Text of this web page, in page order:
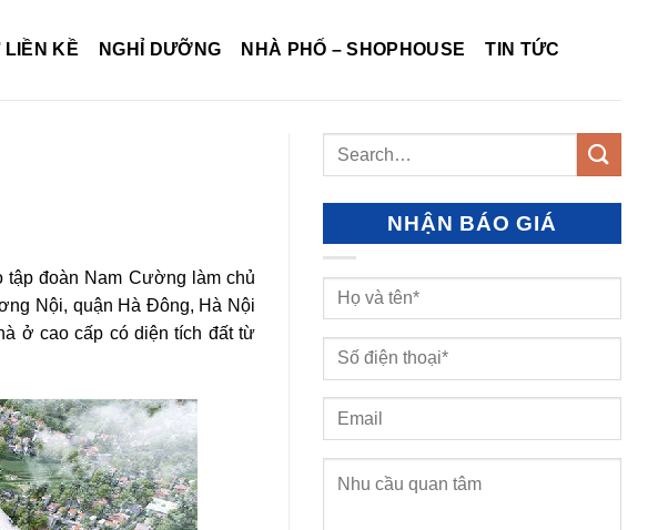
LIỀN KỀ NGHỈ DƯỠNG NHÀ PHỐ – SHOPHOUSE TIN TỨC
tập đoàn Nam Cường làm chủ
Nội, quận Hà Đông, Hà Nội
ở cao cấp có diện tích đất từ
NHẬN BÁO GIÁ